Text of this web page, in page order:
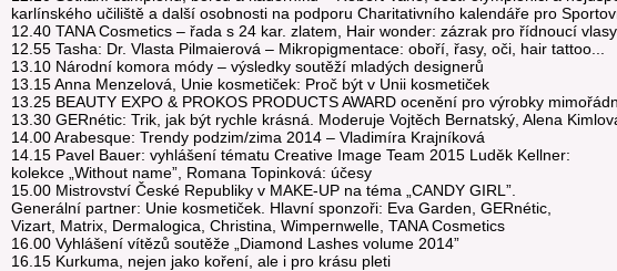
karlínského učiliště a další osobnosti na podporu Charitativního kalendáře pro
12.40 TANA Cosmetics – řada s 24 kar. zlatem, Hair wonder: zázrak pro řídnoucí vlasy
12.55 Tasha: Dr. Vlasta Pilmaierová – Mikropigmentace: oboří, řasy, oči, hair tattoo...
13.10 Národní komora módy – výsledky soutěží mladých designerů
13.15 Anna Menzelová, Unie kosmetiček: Proč být v Unii kosmetiček
13.25 BEAUTY EXPO & PROKOS PRODUCTS AWARD ocenění pro výrobky
13.30 GERnétic: Trik, jak být rychle krásná. Moderuje Vojtěch Bernatský, Alena
14.00 Arabesque: Trendy podzim/zima 2014 – Vladimíra Krajníková
14.15 Pavel Bauer: vyhlášení tématu Creative Image Team 2015 Luděk Kellner:
kolekce „Without name”, Romana Topinková: účesy
15.00 Mistrovství České Republiky v MAKE-UP na téma „CANDY GIRL”.
Generální partner: Unie kosmetiček. Hlavní sponzoři: Eva Garden, GERnétic,
Vizart, Matrix, Dermalogica, Christina, Wimpernwelle, TANA Cosmetics
16.00 Vyhlášení vítězů soutěže „Diamond Lashes volume 2014”
16.15 Kurkuma, nejen jako koření, ale i pro krásu pleti